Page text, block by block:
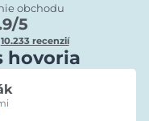
obchodu
5
10.233 recenzií
hovoria